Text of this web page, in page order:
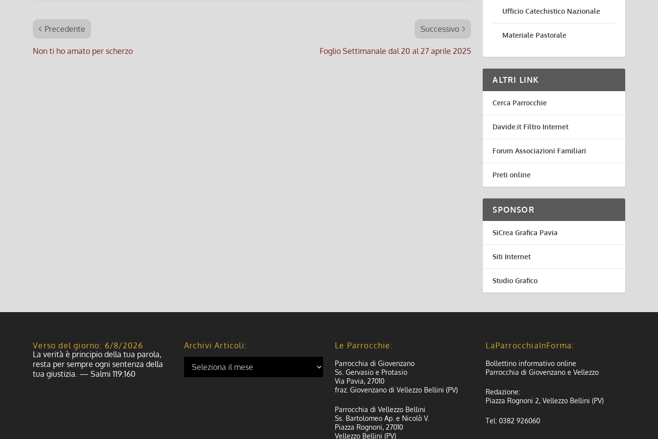
Precedente
Non ti ho amato per scherzo
Successivo
Foglio Settimanale dal 20 al 27 aprile 2025
Ufficio Catechistico Nazionale
Materiale Pastorale
ALTRI LINK
Cerca Parrocchie
Davide.it Filtro Internet
Forum Associazioni Familiari
Preti online
SPONSOR
SiCrea Grafica Pavia
Siti Internet
Studio Grafico
Verso del giorno: 6/8/2026
La verità è principio della tua parola,
resta per sempre ogni sentenza della
tua giustizia. — Salmi 119:160
Archivi Articoli: Le Parrocchie:
Parrocchia di Giovenzano
Ss. Gervasio e Protasio
Via Pavia, 27010
fraz. Giovenzano di Vellezzo Bellini (PV)
Parrocchia di Vellezzo Bellini
Ss. Bartolomeo Ap. e Nicolò V.
Piazza Rognoni, 27010
Vellezzo Bellini (PV)
LaParrocchiaInForma:
Bollettino informativo online
Parrocchia di Giovenzano e Vellezzo
Redazione:
Piazza Rognoni 2, Vellezzo Bellini (PV)
Tel: 0382 926060